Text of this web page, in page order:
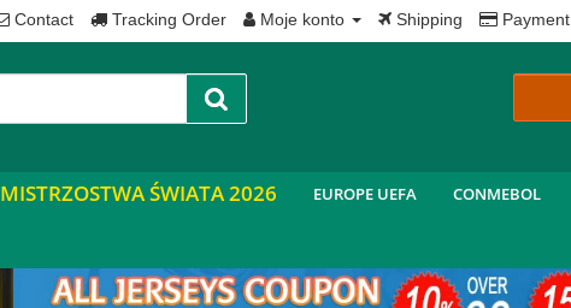
Contact Tracking Order Moje konto Shipping Payment
MISTRZOSTWA ŚWIATA 2026 EUROPE UEFA CONMEBOL